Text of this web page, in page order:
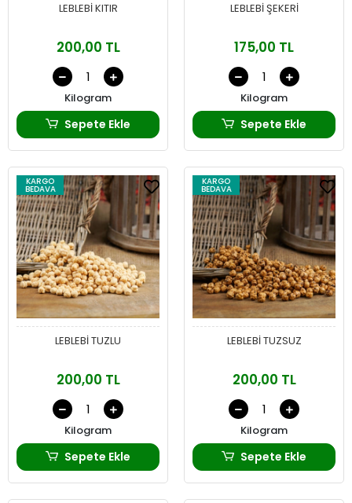
LEBLEBİ KITIR
200,00 TL
Kilogram
Sepete Ekle
LEBLEBİ ŞEKERİ
175,00 TL
Kilogram
Sepete Ekle
KARGO
BEDAVA
LEBLEBİ TUZLU
200,00 TL
Kilogram
Sepete Ekle
KARGO
BEDAVA
LEBLEBİ TUZSUZ
200,00 TL
Kilogram
Sepete Ekle